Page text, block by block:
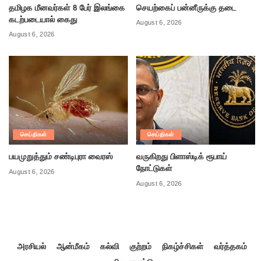
தமிழக மீனவர்கள் 8 பேர் இலங்கை
கடற்படையால் கைது
August 6, 2026
செயற்கைப் பன்னீருக்கு தடை
August 6, 2026
செய்திகள்
பயமுறுத்தும் சண்டிபுரா வைரஸ்
August 6, 2026
செய்திகள்
வருகிறது பிளாஸ்டிக் ரூபாய்
நோட்டுகள்
August 6, 2026
அரசியல் ஆன்மீகம் கல்வி குற்றம் நிகழ்ச்சிகள்
வர்த்தகம்